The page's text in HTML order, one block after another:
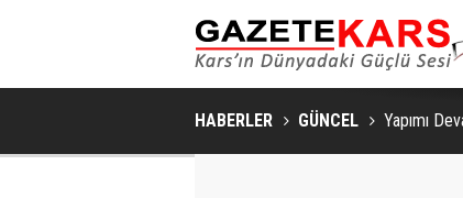
HABERLER GÜNCEL Yapımı